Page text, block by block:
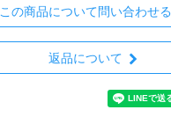
この商品について問い合わせる
返品について